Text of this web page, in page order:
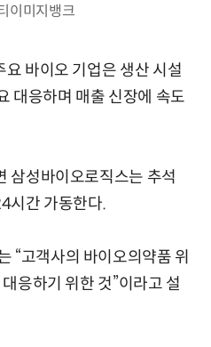
이미지뱅크
바이오 기업은 생산 시설
대응하며 매출 신장에 속도
삼성바이오로직스는 추석
시간 가동한다.
“고객사의 바이오의약품 위
응하기 위한 것”이라고 설